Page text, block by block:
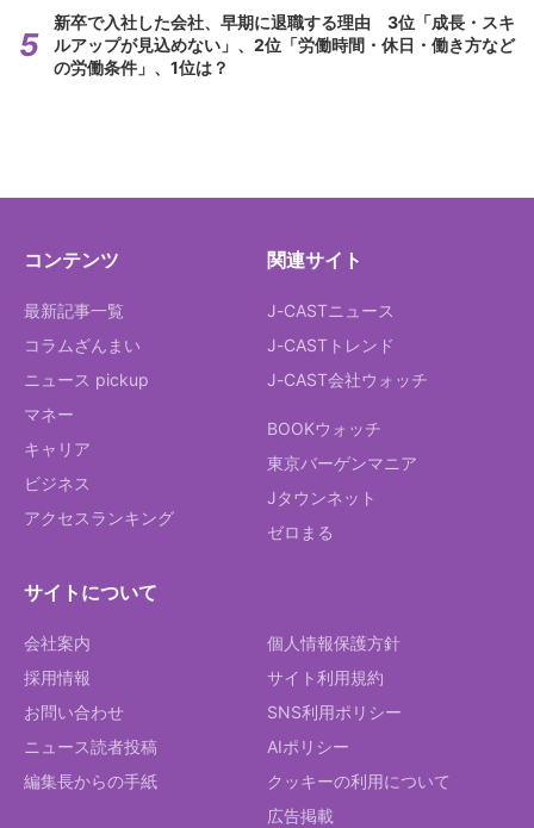
新卒で入社した会社、早期に退職する理由 3位「成長・スキ
ルアップが見込めない」、2位「労働時間・休日・働き方など
の労働条件」、1位は？
コンテンツ
最新記事一覧
コラムざんまい
ニュース pickup
マネー
キャリア
ビジネス
アクセスランキング
関連サイト
J-CASTニュース
J-CASTトレンド
J-CAST会社ウォッチ
BOOKウォッチ
東京バーゲンマニア
Jタウンネット
ゼロまる
サイトについて
会社案内
採用情報
お問い合わせ
ニュース読者投稿
編集長からの手紙
個人情報保護方針
サイト利用規約
SNS利用ポリシー
AIポリシー
クッキーの利用について
広告掲載